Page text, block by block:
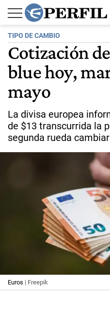
TIPO DE CAMBIO
Cotización
blue hoy,
mayo
La divisa europea
de $13 transcurrida la
segunda rueda
Euros | Freepik